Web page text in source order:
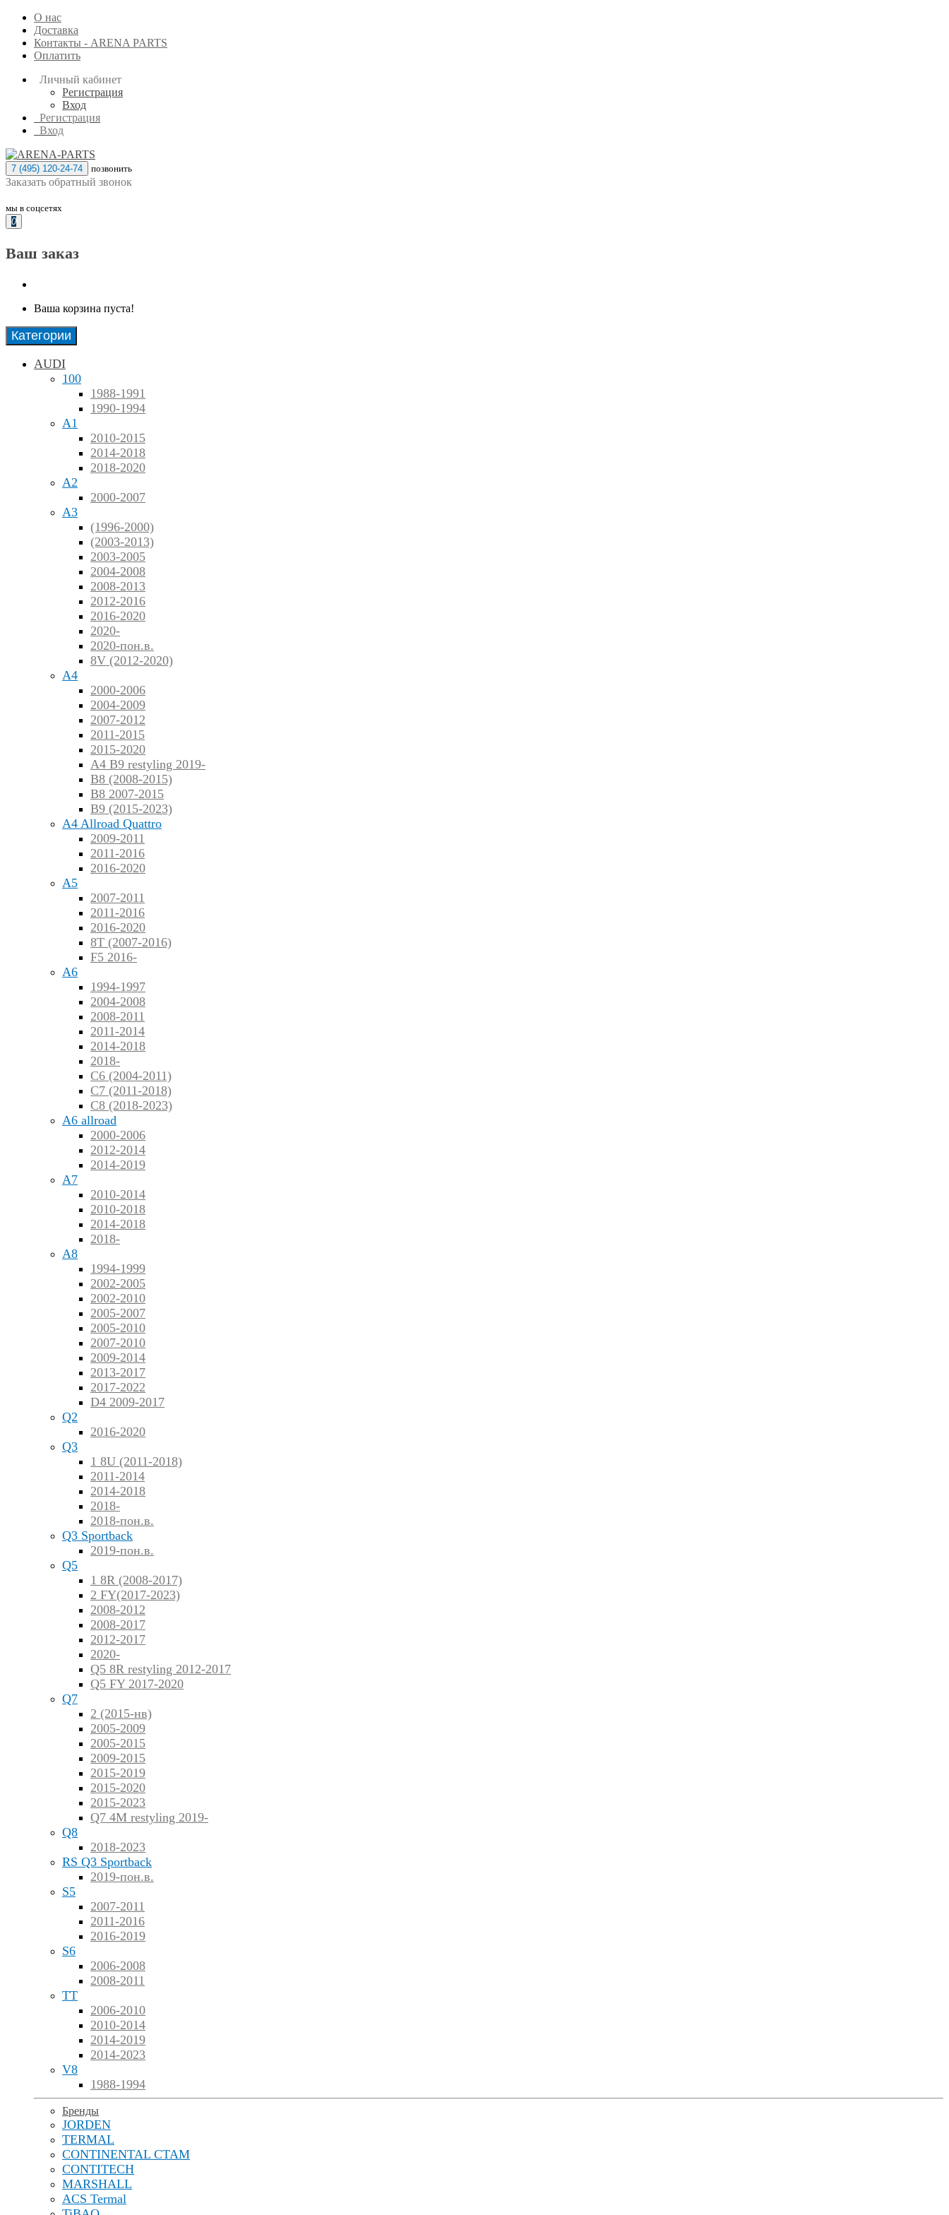
О нас
Доставка
Контакты - ARENA PARTS
Оплатить
Личный кабинет
Регистрация
Вход
Регистрация
Вход
7 (495) 120-24-74 позвонить
Заказать обратный звонок
мы в соцсетях
0
Ваш заказ
Ваша корзина пуста!
Категории
AUDI
100
1988-1991
1990-1994
A1
2010-2015
2014-2018
2018-2020
A2
2000-2007
A3
(1996-2000)
(2003-2013)
2003-2005
2004-2008
2008-2013
2012-2016
2016-2020
2020-
2020-пон.в.
8V (2012-2020)
A4
2000-2006
2004-2009
2007-2012
2011-2015
2015-2020
A4 B9 restyling 2019-
B8 (2008-2015)
B8 2007-2015
B9 (2015-2023)
A4 Allroad Quattro
2009-2011
2011-2016
2016-2020
A5
2007-2011
2011-2016
2016-2020
8T (2007-2016)
F5 2016-
A6
1994-1997
2004-2008
2008-2011
2011-2014
2014-2018
2018-
C6 (2004-2011)
C7 (2011-2018)
C8 (2018-2023)
A6 allroad
2000-2006
2012-2014
2014-2019
A7
2010-2014
2010-2018
2014-2018
2018-
A8
1994-1999
2002-2005
2002-2010
2005-2007
2005-2010
2007-2010
2009-2014
2013-2017
2017-2022
D4 2009-2017
Q2
2016-2020
Q3
1 8U (2011-2018)
2011-2014
2014-2018
2018-
2018-пон.в.
Q3 Sportback
2019-пон.в.
Q5
1 8R (2008-2017)
2 FY(2017-2023)
2008-2012
2008-2017
2012-2017
2020-
Q5 8R restyling 2012-2017
Q5 FY 2017-2020
Q7
2 (2015-нв)
2005-2009
2005-2015
2009-2015
2015-2019
2015-2020
2015-2023
Q7 4M restyling 2019-
Q8
2018-2023
RS Q3 Sportback
2019-пон.в.
S5
2007-2011
2011-2016
2016-2019
S6
2006-2008
2008-2011
TT
2006-2010
2010-2014
2014-2019
2014-2023
V8
1988-1994
Бренды
JORDEN
TERMAL
CONTINENTAL CTAM
CONTITECH
MARSHALL
ACS Termal